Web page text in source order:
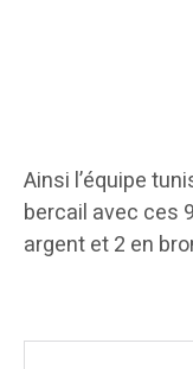
Ainsi l’équipe
bercail avec ces
argent et 2 en